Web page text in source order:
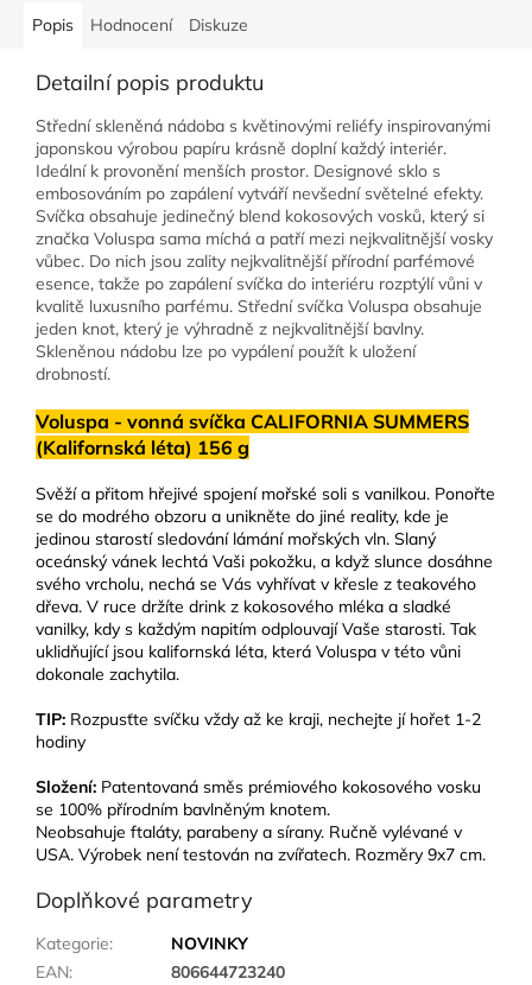
Popis Hodnocení Diskuze
Detailní popis produktu
Střední skleněná nádoba s květinovými reliéfy inspirovanými
japonskou výrobou papíru krásně doplní každý interiér.
Ideální k provonění menších prostor. Designové sklo s
embosováním po zapálení vytváří nevšední světelné efekty.
Svíčka obsahuje jedinečný blend kokosových vosků, který si
značka Voluspa sama míchá a patří mezi nejkvalitnější vosky
vůbec. Do nich jsou zality nejkvalitnější přírodní parfémové
esence, takže po zapálení svíčka do interiéru rozptýlí vůni v
kvalitě luxusního parfému. Střední svíčka Voluspa obsahuje
jeden knot, který je výhradně z nejkvalitnější bavlny.
Skleněnou nádobu lze po vypálení použít k uložení
drobností.
Voluspa - vonná svíčka CALIFORNIA SUMMERS
(Kalifornská léta) 156 g
Svěží a přitom hřejivé spojení mořské soli s vanilkou. Ponořte
se do modrého obzoru a unikněte do jiné reality, kde je
jedinou starostí sledování lámání mořských vln. Slaný
oceánský vánek lechtá Vaši pokožku, a když slunce dosáhne
svého vrcholu, nechá se Vás vyhřívat v křesle z teakového
dřeva. V ruce držíte drink z kokosového mléka a sladké
vanilky, kdy s každým napitím odplouvají Vaše starosti. Tak
uklidňující jsou kalifornská léta, která Voluspa v této vůni
dokonale zachytila.
TIP: Rozpusťte svíčku vždy až ke kraji, nechejte jí hořet 1-2
hodiny
Složení: Patentovaná směs prémiového kokosového vosku
se 100% přírodním bavlněným knotem.
Neobsahuje ftaláty, parabeny a sírany. Ručně vylévané v
USA. Výrobek není testován na zvířatech. Rozměry 9x7 cm.
Doplňkové parametry
Kategorie:
NOVINKY
EAN:
806644723240